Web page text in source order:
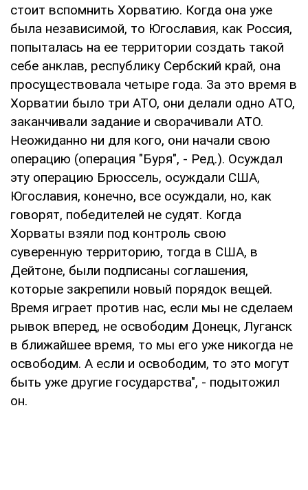
стоит вспомнить Хорватию. Когда она уже
была независимой, то Югославия, как Россия,
попыталась на ее территории создать такой
себе анклав, республику Сербский край, она
просуществовала четыре года. За это время в
Хорватии было три АТО, они делали одно АТО,
заканчивали задание и сворачивали АТО.
Неожиданно ни для кого, они начали свою
операцию (операция "Буря", - Ред.). Осуждал
эту операцию Брюссель, осуждали США,
Югославия, конечно, все осуждали, но, как
говорят, победителей не судят. Когда
Хорваты взяли под контроль свою
суверенную территорию, тогда в США, в
Дейтоне, были подписаны соглашения,
которые закрепили новый порядок вещей.
Время играет против нас, если мы не сделаем
рывок вперед, не освободим Донецк, Луганск
в ближайшее время, то мы его уже никогда не
освободим. А если и освободим, то это могут
быть уже другие государства", - подытожил
он.